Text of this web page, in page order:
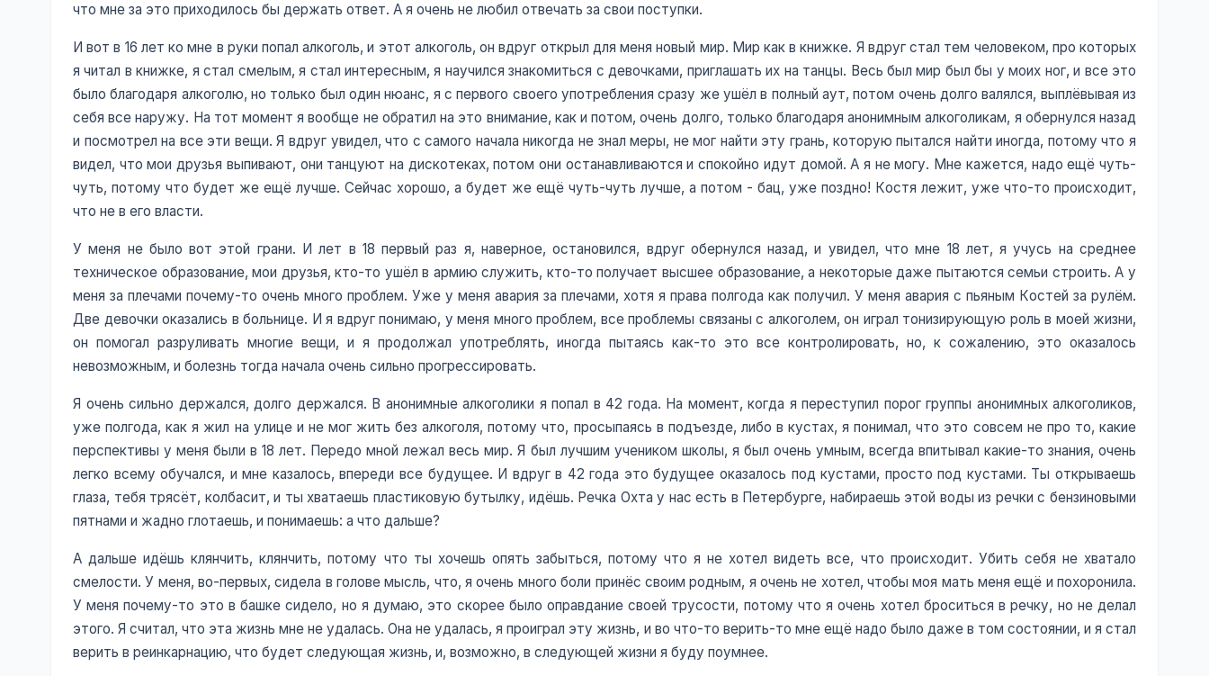
что мне за это приходилось бы держать ответ. А я очень не любил отвечать за свои поступки.
И вот в 16 лет ко мне в руки попал алкоголь, и этот алкоголь, он вдруг открыл для меня новый мир. Мир как в книжке. Я вдруг стал тем человеком, про которых
я читал в книжке, я стал смелым, я стал интересным, я научился знакомиться с девочками, приглашать их на танцы. Весь был мир был бы у моих ног, и все это
было благодаря алкоголю, но только был один нюанс, я с первого своего употребления сразу же ушёл в полный аут, потом очень долго валялся, выплёвывая из
себя все наружу. На тот момент я вообще не обратил на это внимание, как и потом, очень долго, только благодаря анонимным алкоголикам, я обернулся назад
и посмотрел на все эти вещи. Я вдруг увидел, что с самого начала никогда не знал меры, не мог найти эту грань, которую пытался найти иногда, потому что я
видел, что мои друзья выпивают, они танцуют на дискотеках, потом они останавливаются и спокойно идут домой. А я не могу. Мне кажется, надо ещё чуть-
чуть, потому что будет же ещё лучше. Сейчас хорошо, а будет же ещё чуть-чуть лучше, а потом - бац, уже поздно! Костя лежит, уже что-то происходит,
что не в его власти.
У меня не было вот этой грани. И лет в 18 первый раз я, наверное, остановился, вдруг обернулся назад, и увидел, что мне 18 лет, я учусь на среднее
техническое образование, мои друзья, кто-то ушёл в армию служить, кто-то получает высшее образование, а некоторые даже пытаются семьи строить. А у
меня за плечами почему-то очень много проблем. Уже у меня авария за плечами, хотя я права полгода как получил. У меня авария с пьяным Костей за рулём.
Две девочки оказались в больнице. И я вдруг понимаю, у меня много проблем, все проблемы связаны с алкоголем, он играл тонизирующую роль в моей жизни,
он помогал разруливать многие вещи, и я продолжал употреблять, иногда пытаясь как-то это все контролировать, но, к сожалению, это оказалось
невозможным, и болезнь тогда начала очень сильно прогрессировать.
Я очень сильно держался, долго держался. В анонимные алкоголики я попал в 42 года. На момент, когда я переступил порог группы анонимных алкоголиков,
уже полгода, как я жил на улице и не мог жить без алкоголя, потому что, просыпаясь в подъезде, либо в кустах, я понимал, что это совсем не про то, какие
перспективы у меня были в 18 лет. Передо мной лежал весь мир. Я был лучшим учеником школы, я был очень умным, всегда впитывал какие-то знания, очень
легко всему обучался, и мне казалось, впереди все будущее. И вдруг в 42 года это будущее оказалось под кустами, просто под кустами. Ты открываешь
глаза, тебя трясёт, колбасит, и ты хватаешь пластиковую бутылку, идёшь. Речка Охта у нас есть в Петербурге, набираешь этой воды из речки с бензиновыми
пятнами и жадно глотаешь, и понимаешь: а что дальше?
А дальше идёшь клянчить, клянчить, потому что ты хочешь опять забыться, потому что я не хотел видеть все, что происходит. Убить себя не хватало
смелости. У меня, во-первых, сидела в голове мысль, что, я очень много боли принёс своим родным, я очень не хотел, чтобы моя мать меня ещё и похоронила.
У меня почему-то это в башке сидело, но я думаю, это скорее было оправдание своей трусости, потому что я очень хотел броситься в речку, но не делал
этого. Я считал, что эта жизнь мне не удалась. Она не удалась, я проиграл эту жизнь, и во что-то верить-то мне ещё надо было даже в том состоянии, и я стал
верить в реинкарнацию, что будет следующая жизнь, и, возможно, в следующей жизни я буду поумнее.